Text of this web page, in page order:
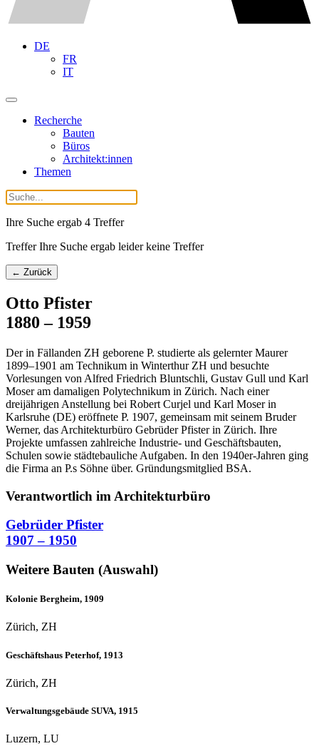
DE
FR
IT
Recherche
Bauten
Büros
Architekt:innen
Themen
Ihre Suche ergab 4 Treffer
Treffer Ihre Suche ergab leider keine Treffer
← Zurück
Otto Pfister
1880 – 1959
Der in Fällanden ZH geborene P. studierte als gelernter Maurer
1899–1901 am Technikum in Winterthur ZH und besuchte
Vorlesungen von Alfred Friedrich Bluntschli, Gustav Gull und Karl
Moser am damaligen Polytechnikum in Zürich. Nach einer
dreijährigen Anstellung bei Robert Curjel und Karl Moser in
Karlsruhe (DE) eröffnete P. 1907, gemeinsam mit seinem Bruder
Werner, das Architekturbüro Gebrüder Pfister in Zürich. Ihre
Projekte umfassen zahlreiche Industrie- und Geschäftsbauten,
Schulen sowie städtebauliche Aufgaben. In den 1940er-Jahren ging
die Firma an P.s Söhne über. Gründungsmitglied BSA.
Verantwortlich im Architekturbüro
Gebrüder Pfister
1907 – 1950
Weitere Bauten (Auswahl)
Kolonie Bergheim, 1909
Zürich, ZH
Geschäftshaus Peterhof, 1913
Zürich, ZH
Verwaltungsgebäude SUVA, 1915
Luzern, LU